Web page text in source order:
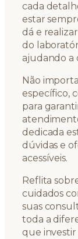
cada
estar
dá e
do
ajudando a
Não
específico,
para
dedicada
dúvidas e
acessíveis.
Reflita
cuidados
suas
toda a
que